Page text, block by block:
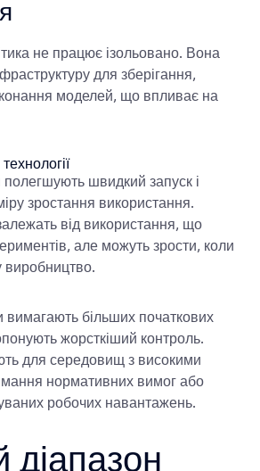
не працює ізольовано. Вона
для зберігання,
моделей, що впливає на
швидкий запуск і
зростання використання.
від використання, що
але можуть зрости, коли
виробництво.
вимагають більших початкових
жорсткіший контроль.
для середовищ з високими
нормативних вимог або
робочих навантажень.
діапазон